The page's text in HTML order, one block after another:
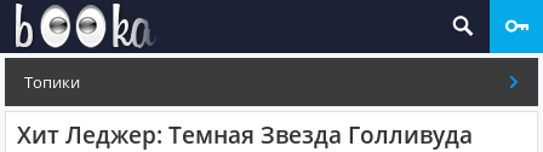
Топики
Хит Леджер: Темная Звезда Голливуда